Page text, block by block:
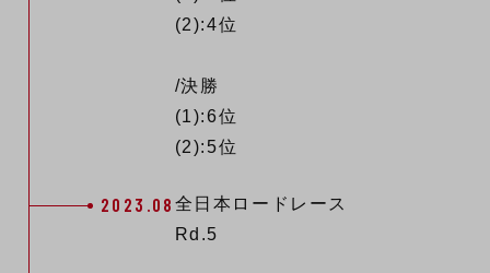
(2):4位
/決勝
(1):6位
(2):5位
2023.08 全日本ロードレース
Rd.5